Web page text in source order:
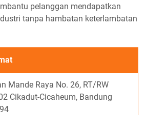
pelanggan mendapatkan
tanpa hambatan keterlambatan
Mande Raya No. 26, RT/RW
Cikadut-Cicaheum, Bandung